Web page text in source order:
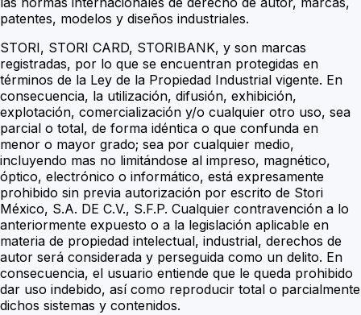
patentes, modelos y diseños industriales.
STORI, STORI CARD, STORIBANK, y son marcas
registradas, por lo que se encuentran protegidas en
términos de la Ley de la Propiedad Industrial vigente. En
consecuencia, la utilización, difusión, exhibición,
explotación, comercialización y/o cualquier otro uso, sea
parcial o total, de forma idéntica o que confunda en
menor o mayor grado; sea por cualquier medio,
incluyendo mas no limitándose al impreso, magnético,
óptico, electrónico o informático, está expresamente
prohibido sin previa autorización por escrito de Stori
México, S.A. DE C.V., S.F.P. Cualquier contravención a lo
anteriormente expuesto o a la legislación aplicable en
materia de propiedad intelectual, industrial, derechos de
autor será considerada y perseguida como un delito. En
consecuencia, el usuario entiende que le queda prohibido
dar uso indebido, así como reproducir total o parcialmente
dichos sistemas y contenidos.